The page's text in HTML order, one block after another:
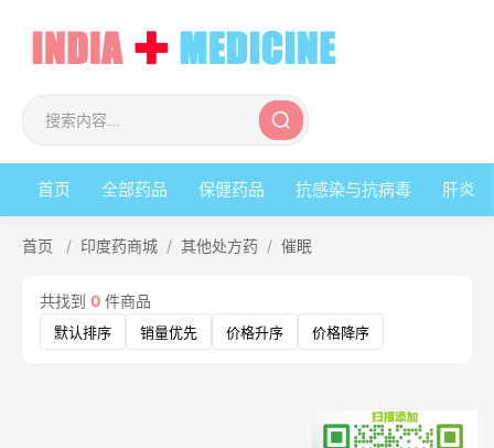
首页 全部药品 保健药品 抗感染与抗病毒 肝炎
首页 / 印度药商城 / 其他处方药 / 催眠
共找到 0 件商品
默认排序 销量优先 价格升序 价格降序